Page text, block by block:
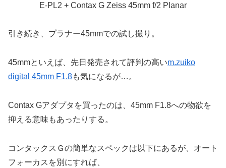
E-PL2 + Contax G Zeiss 45mm f/2 Planar
引き続き、プラナー45mmでの試し撮り。
45mmといえば、先日発売されて評判の高いm.zuiko
digital 45mm F1.8も気になるが…。
Contax Gアダプタを買ったのは、45mm F1.8への物欲を
抑える意味もあったりする。
コンタックスＧの簡単なスペックは以下にあるが、オート
フォーカスを別にすれば、